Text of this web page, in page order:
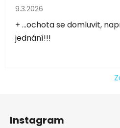
Hodnocení obchodu je 5 z 5
9.3.2026
+ ...ochota se domluvit,
jednání!!!
Instagram